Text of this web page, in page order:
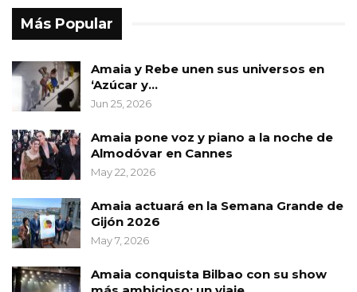
Más Popular
Amaia y Rebe unen sus universos en
‘Azúcar y…
Jun 25, 2026
Amaia pone voz y piano a la noche de
Almodóvar en Cannes
May 22, 2026
Amaia actuará en la Semana Grande de
Gijón 2026
May 7, 2026
Amaia conquista Bilbao con su show